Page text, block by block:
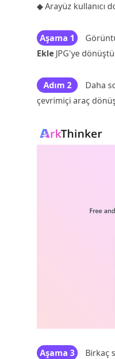
◆ Arayüz kullanıcı
Aşama 1
Ekle JPG'ye
Adım 2 Daha
çevrimiçi araç
Aşama 3 Birkaç